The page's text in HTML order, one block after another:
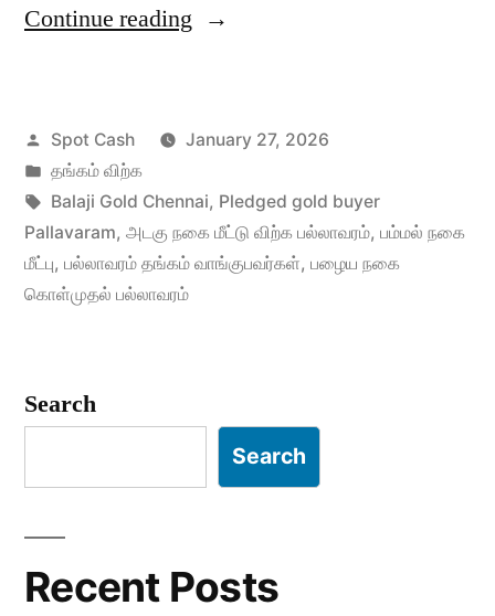
Continue reading “பல்லாவரத்தில்
மீட்டு
விற்க”
Posted
by
Spot Cash
January 27, 2026
Posted
in
தங்கம் விற்க
Tags:
Balaji Gold Chennai, Pledged gold buyer
Pallavaram, அடகு நகை மீட்டு விற்க பல்லாவரம், பம்மல் நகை
மீட்பு, பல்லாவரம் தங்கம் வாங்குபவர்கள், பழைய நகை
கொள்முதல் பல்லாவரம்
Search
Search
Recent Posts